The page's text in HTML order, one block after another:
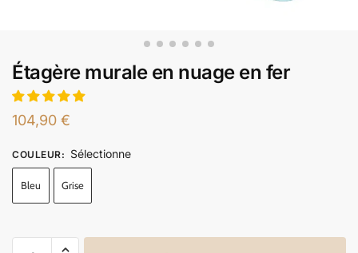
Étagère murale en nuage en fer
104,90 €
COULEUR: Sélectionne
Bleu Grise